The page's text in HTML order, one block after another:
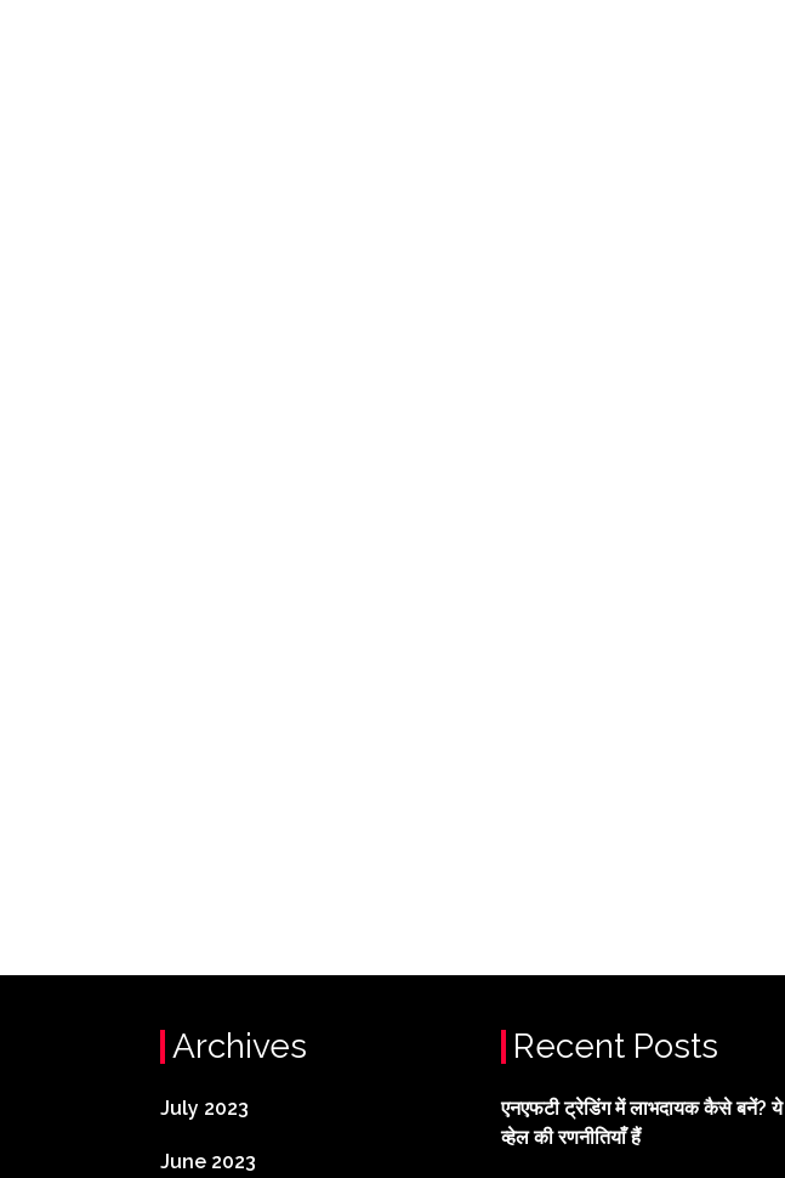
Archives
July 2023
June 2023
Recent Posts
एनएफटी ट्रेडिंग में लाभदायक कैसे बनें? ये
व्हेल की रणनीतियाँ हैं